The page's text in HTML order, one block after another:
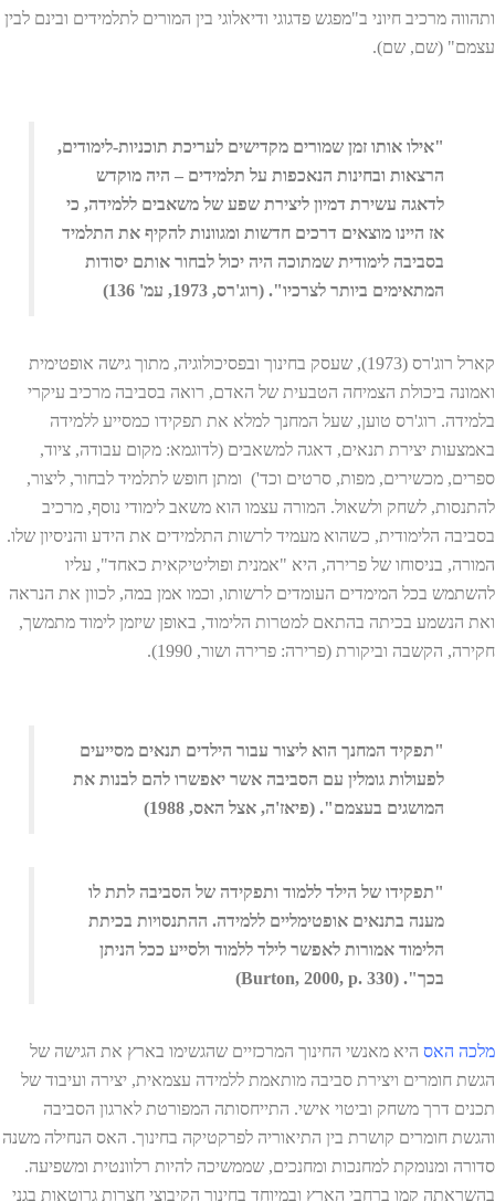
ותהווה מרכיב חיוני ב"מפגש פדגוגי ודיאלוגי בין המורים לתלמידים ובינם לבין
עצמם" (שם, שם).
"אילו אותו זמן שמורים מקדישים לעריכת תוכניות-לימודים,
הרצאות ובחינות הנאכפות על תלמידים – היה מוקדש
לדאגה עשירת דמיון ליצירת שפע של משאבים ללמידה, כי
אז היינו מוצאים דרכים חדשות ומגוונות להקיף את התלמיד
בסביבה לימודית שמתוכה היה יכול לבחור אותם יסודות
המתאימים ביותר לצרכיו". (רוג'רס, 1973, עמ' 136)
קארל רוג'רס (1973), שעסק בחינוך ובפסיכולוגיה, מתוך גישה אופטימית
ואמונה ביכולת הצמיחה הטבעית של האדם, רואה בסביבה מרכיב עיקרי
בלמידה. רוג'רס טוען, שעל המחנך למלא את תפקידו כמסייע ללמידה
באמצעות יצירת תנאים, דאגה למשאבים (לדוגמא: מקום עבודה, ציוד,
ספרים, מכשירים, מפות, סרטים וכד') ומתן חופש לתלמיד לבחור, ליצור,
להתנסות, לשחק ולשאול. המורה עצמו הוא משאב לימודי נוסף, מרכיב
בסביבה הלימודית, כשהוא מעמיד לרשות התלמידים את הידע והניסיון שלו.
המורה, בניסוחו של פרירה, היא "אמנית ופוליטיקאית כאחד", עליו
להשתמש בכל המימדים העומדים לרשותו, וכמו אמן במה, לכוון את הנראה
ואת הנשמע בכיתה בהתאם למטרות הלימוד, באופן שיזמן לימוד מתמשך,
חקירה, הקשבה וביקורת (פרירה: פרירה ושור, 1990).
"תפקיד המחנך הוא ליצור עבור הילדים תנאים מסייעים
לפעולות גומלין עם הסביבה אשר יאפשרו להם לבנות את
המושגים בעצמם". (פיאז'ה, אצל האס, 1988)
"תפקידו של הילד ללמוד ותפקידה של הסביבה לתת לו
מענה בתנאים אופטימליים ללמידה. ההתנסויות בכיתת
הלימוד אמורות לאפשר לילד ללמוד ולסייע ככל הניתן
בכך". (Burton, 2000, p. 330)
מלכה האס היא מאנשי החינוך המרכזיים שהגשימו בארץ את הגישה של
הגשת חומרים ויצירת סביבה מותאמת ללמידה עצמאית, יצירה ועיבוד של
תכנים דרך משחק וביטוי אישי. התייחסותה המפורטת לארגון הסביבה
והגשת חומרים קושרת בין התיאוריה לפרקטיקה בחינוך. האס הנחילה משנה
סדורה ומנומקת למחנכות ומחנכים, שממשיכה להיות רלוונטית ומשפיעה.
בהשראתה קמו ברחבי הארץ ובמיוחד בחינוך הקיבוצי חצרות גרוטאות בגני